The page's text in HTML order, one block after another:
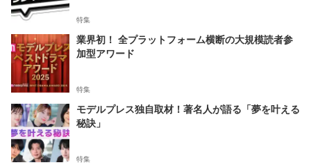
特集
業界初！ 全プラットフォーム横断の大規模読者参
加型アワード
特集
モデルプレス独自取材！著名人が語る「夢を叶える
秘訣」
特集